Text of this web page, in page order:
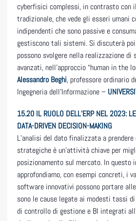
cyberfisici complessi, in contrasto con
tradizionale, che vede gli esseri umani
indipendenti che sono passive e
gestiscono tali sistemi. Si discuterà
possono svolgere nella realizzazione
avanzati, nell’approccio “human in the
Alessandro Beghi, professore ordinario
Ingegneria dell’Informazione –
15.20 IL RUOLO DELL’ERP NEL 2023:
DATA-DRIVEN DECISION-MAKING
L’analisi del dato finalizzata a
strategiche è un’attività chiave per
posizionamento sul mercato. In questo
approfondiamo, con esempi concreti, i
software innovativi possono portare
sono le cause legate ai modesti tassi
di controllo di gestione e BI integrati